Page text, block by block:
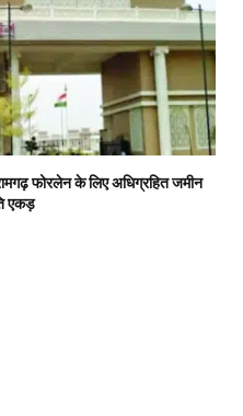
फोरलेन के लिए अधिग्रहित जमीन
एकड़